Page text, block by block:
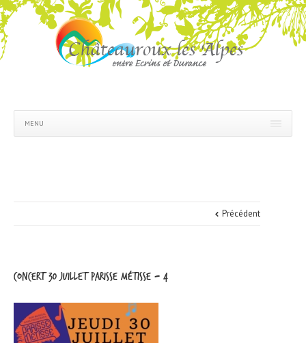
MENU
Précédent
concert 30 juillet parisse métisse – 4